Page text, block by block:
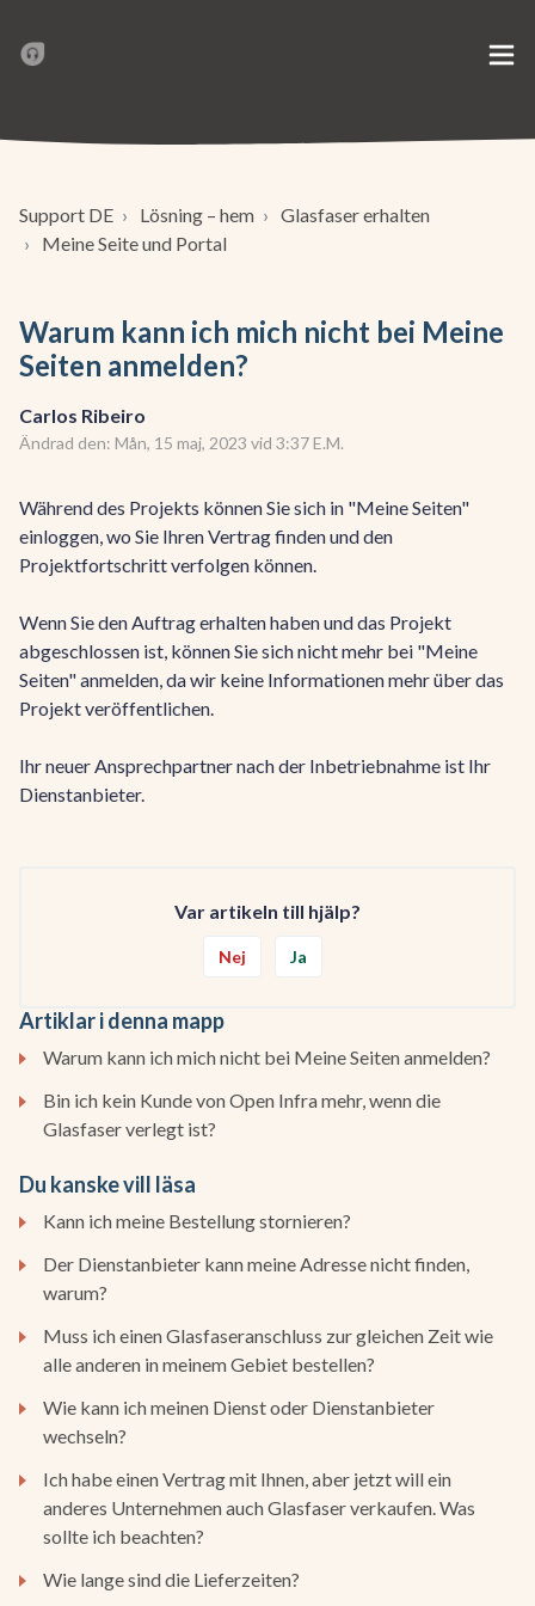
Support DE Lösning – hem
Glasfaser erhalten
Meine Seite und Portal
Warum kann ich mich nicht bei Meine
Seiten anmelden?
Carlos Ribeiro
Ändrad den: Mån, 15 maj, 2023 vid 3:37 E.M.
Während des Projekts können Sie sich in "Meine Seiten"
einloggen, wo Sie Ihren Vertrag finden und den
Projektfortschritt verfolgen können.
Wenn Sie den Auftrag erhalten haben und das Projekt
abgeschlossen ist, können Sie sich nicht mehr bei "Meine
Seiten" anmelden, da wir keine Informationen mehr über das
Projekt veröffentlichen.
Ihr neuer Ansprechpartner nach der Inbetriebnahme ist Ihr
Dienstanbieter.
Var artikeln till hjälp?
Nej Ja
Artiklar i denna mapp
Warum kann ich mich nicht bei Meine Seiten anmelden?
Bin ich kein Kunde von Open Infra mehr, wenn die
Glasfaser verlegt ist?
Du kanske vill läsa
Kann ich meine Bestellung stornieren?
Der Dienstanbieter kann meine Adresse nicht finden,
warum?
Muss ich einen Glasfaseranschluss zur gleichen Zeit wie
alle anderen in meinem Gebiet bestellen?
Wie kann ich meinen Dienst oder Dienstanbieter
wechseln?
Ich habe einen Vertrag mit Ihnen, aber jetzt will ein
anderes Unternehmen auch Glasfaser verkaufen. Was
sollte ich beachten?
Wie lange sind die Lieferzeiten?